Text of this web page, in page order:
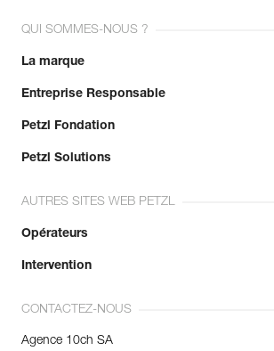
QUI SOMMES-NOUS ?
La marque
Entreprise Responsable
Petzl Fondation
Petzl Solutions
AUTRES SITES WEB PETZL
Opérateurs
Intervention
CONTACTEZ-NOUS
Agence 10ch SA